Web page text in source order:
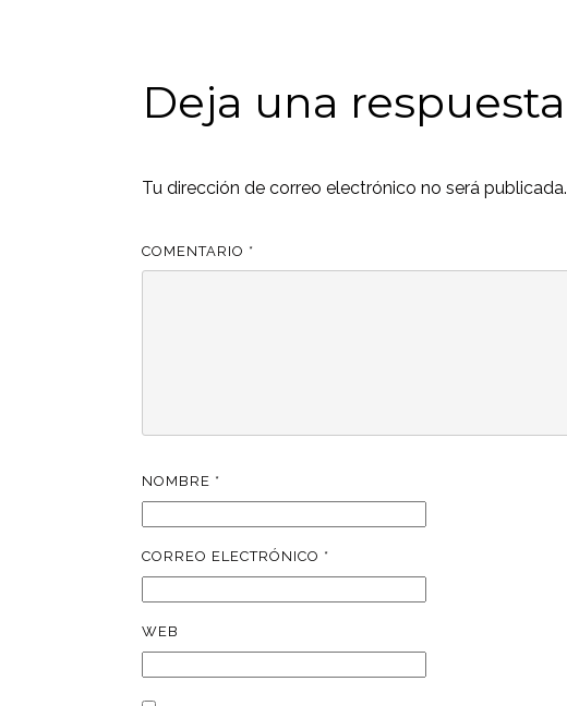
Deja una respuesta
Tu dirección de correo electrónico no será publicada.
COMENTARIO *
NOMBRE *
CORREO ELECTRÓNICO *
WEB